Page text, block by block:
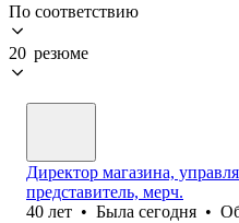
По соответствию
20 резюме
Директор магазина,
представитель, мерч.
40 лет • Была сегодня •